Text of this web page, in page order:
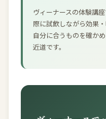
ヴィーナースの体験講
際に試飲しながら効果
自分に合うものを確か
近道です。